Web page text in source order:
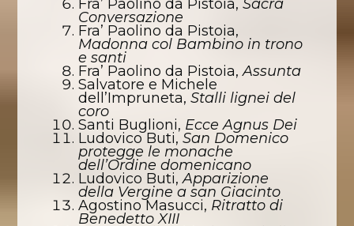
Conversazione
Fra’ Paolino da Pistoia,
Madonna col Bambino in trono
e santi
Fra’ Paolino da Pistoia, Assunta
Salvatore e Michele
dell’Impruneta, Stalli lignei del
coro
Santi Buglioni, Ecce Agnus Dei
Ludovico Buti,San Domenico
protegge le monache
dell’Ordine domenicano
Ludovico Buti, Apparizione
della Vergine a san Giacinto
Agostino Masucci, Ritratto di
Benedetto XIII